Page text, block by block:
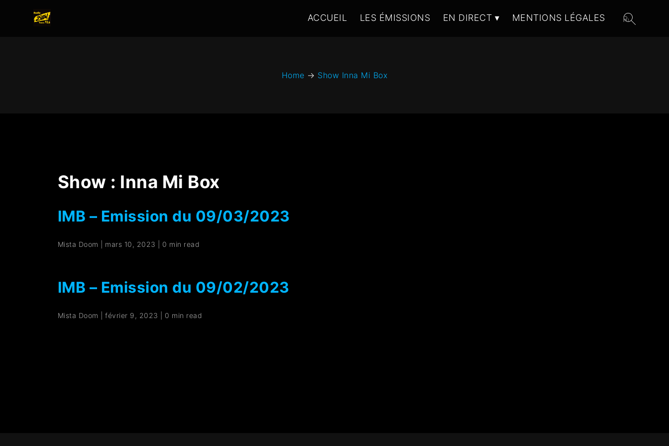
ACCUEIL LES ÉMISSIONS EN DIRECT MENTIONS LÉGALES
Home → Show Inna Mi Box
Show : Inna Mi Box
IMB – Emission du 09/03/2023
Mista Doom mars 10, 2023 0 min read
IMB – Emission du 09/02/2023
Mista Doom |février 9, 2023 0 min read